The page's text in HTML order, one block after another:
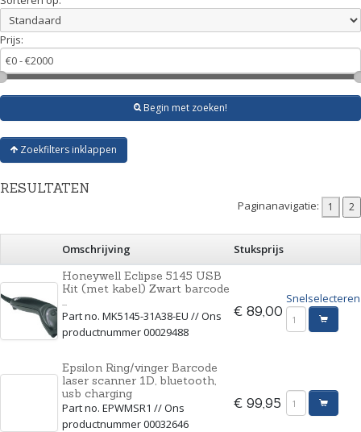
Prijs:
Begin met zoeken!
Zoekfilters inklappen
RESULTATEN
Paginanavigatie:
Omschrijving
Stuksprijs
Honeywell Eclipse 5145 USB
Kit (met kabel) Zwart barcode
...
Part no. MK5145-31A38-EU // Ons
productnummer 00029488
€ 89,00
Snelselecteren
Epsilon Ring/vinger Barcode
laser scanner 1D, bluetooth,
usb charging
Part no. EPWMSR1 // Ons
productnummer 00032646
€ 99,95